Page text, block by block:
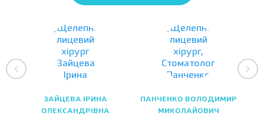
ЗАЙЦЕВА ІРИНА
ОЛЕКСАНДРІВНА
ПАНЧЕНКО ВОЛОДИМИР
МИКОЛАЙОВИЧ